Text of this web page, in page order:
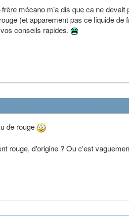
mécano m'a dis que ca ne
(et apparement pas ce liquide de
conseils rapides.
de rouge
rouge, d'origine ? Ou c'est